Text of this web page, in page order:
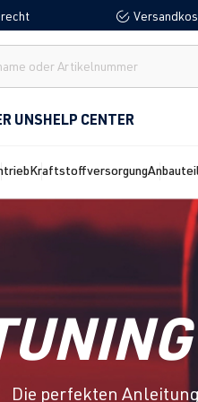
UNSHELP CENTER
Kraftstoffversorgung
Die perfekten